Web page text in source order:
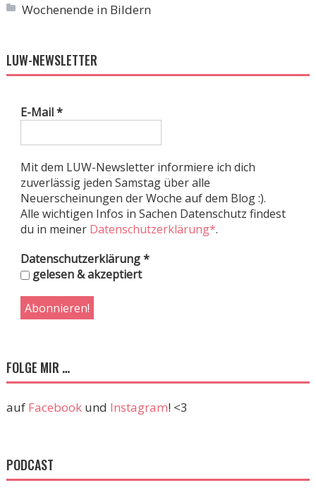
Wochenende in Bildern
LUW-NEWSLETTER
E-Mail*
Mit dem LUW-Newsletter informiere ich dich
zuverlässig jeden Samstag über alle
Neuerscheinungen der Woche auf dem Blog :).
Alle wichtigen Infos in Sachen Datenschutz findest
du in meiner Datenschutzerklärung*.
Datenschutzerklärung*
gelesen & akzeptiert
FOLGE MIR …
auf Facebookund Instagram! <3
PODCAST